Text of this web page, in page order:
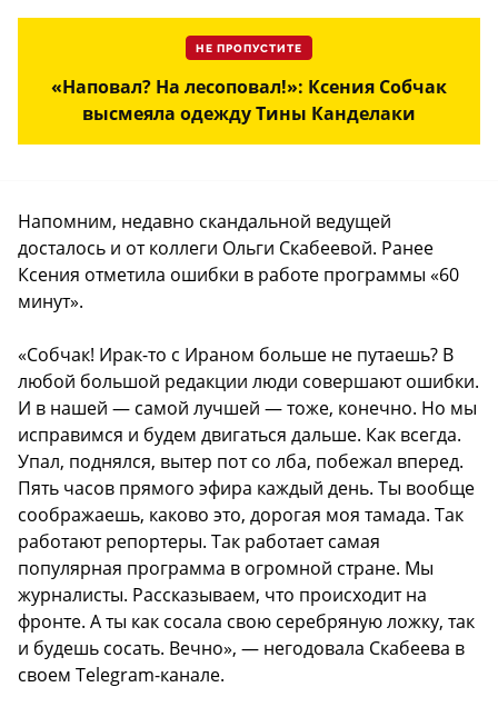
НЕ ПРОПУСТИТЕ
«Наповал? На лесоповал!»: Ксения Собчак
высмеяла одежду Тины Канделаки
Напомним, недавно скандальной ведущей
досталось и от коллеги Ольги Скабеевой. Ранее
Ксения отметила ошибки в работе программы «60
минут».
«Собчак! Ирак-то с Ираном больше не путаешь? В
любой большой редакции люди совершают ошибки.
И в нашей — самой лучшей — тоже, конечно. Но мы
исправимся и будем двигаться дальше. Как всегда.
Упал, поднялся, вытер пот со лба, побежал вперед.
Пять часов прямого эфира каждый день. Ты вообще
соображаешь, каково это, дорогая моя тамада. Так
работают репортеры. Так работает самая
популярная программа в огромной стране. Мы
журналисты. Рассказываем, что происходит на
фронте. А ты как сосала свою серебряную ложку, так
и будешь сосать. Вечно», — негодовала Скабеева в
своем Telegram-канале.